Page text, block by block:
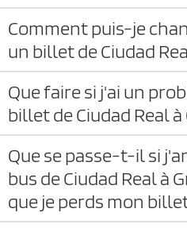
Comment puis-je
un billet de Ciudad
Que faire si j'ai un
billet de Ciudad Real à
Que se passe-t-il si
bus de Ciudad Real à
que je perds mon